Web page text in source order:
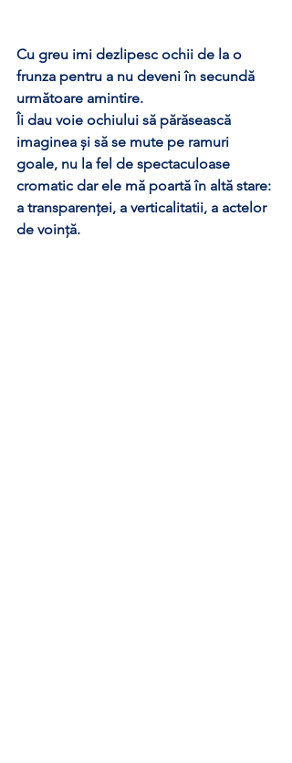
Cu greu imi dezlipesc ochii de la o
frunza pentru a nu deveni în secundă
următoare amintire.
Îi dau voie ochiului să părăsească
imaginea și să se mute pe ramuri
goale, nu la fel de spectaculoase
cromatic dar ele mă poartă în altă stare:
a transparenței, a verticalitatii, a actelor
de voință.